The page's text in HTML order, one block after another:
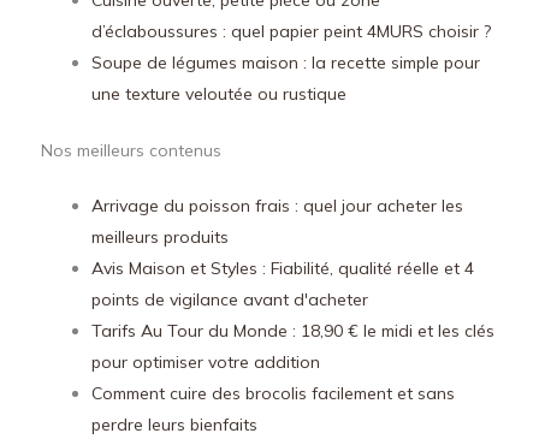
d’éclaboussures : quel papier peint 4MURS choisir ?
Soupe de légumes maison : la recette simple pour
une texture veloutée ou rustique
Nos meilleurs contenus
Arrivage du poisson frais : quel jour acheter les
meilleurs produits
Avis Maison et Styles : Fiabilité, qualité réelle et 4
points de vigilance avant d'acheter
Tarifs Au Tour du Monde : 18,90 € le midi et les clés
pour optimiser votre addition
Comment cuire des brocolis facilement et sans
perdre leurs bienfaits